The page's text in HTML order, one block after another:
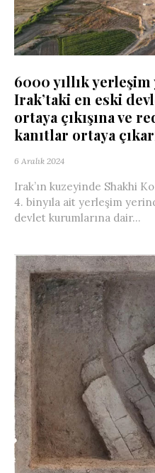
6000 yıllık
Irak’taki en eski
ortaya çıkışına ve
kanıtlar ortaya
6 Aralık 2024
Irak’ın kuzeyinde Shakhi
4. binyıla ait yerleşim
devlet kurumlarına dair...